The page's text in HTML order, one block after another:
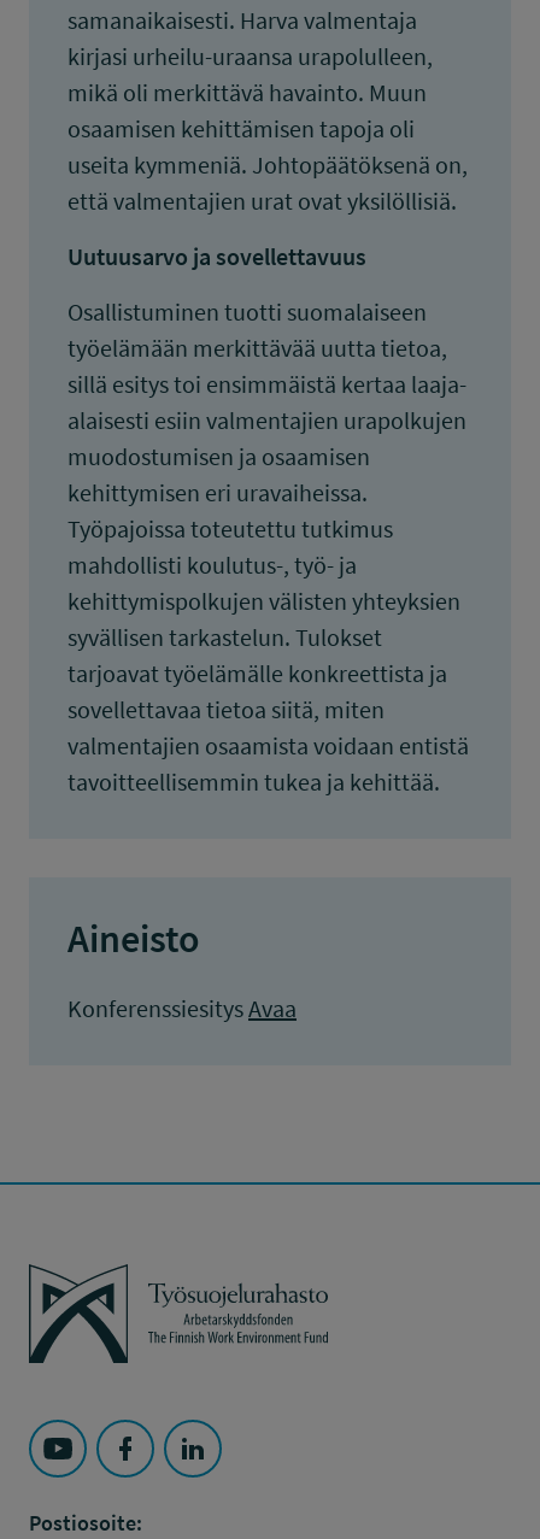
samanaikaisesti. Harva valmentaja
kirjasi urheilu-uraansa urapolulleen,
mikä oli merkittävä havainto. Muun
osaamisen kehittämisen tapoja oli
useita kymmeniä. Johtopäätöksenä on,
että valmentajien urat ovat yksilöllisiä.
Uutuusarvo ja sovellettavuus
Osallistuminen tuotti suomalaiseen
työelämään merkittävää uutta tietoa,
sillä esitys toi ensimmäistä kertaa laaja-
alaisesti esiin valmentajien urapolkujen
muodostumisen ja osaamisen
kehittymisen eri uravaiheissa.
Työpajoissa toteutettu tutkimus
mahdollisti koulutus-, työ- ja
kehittymispolkujen välisten yhteyksien
syvällisen tarkastelun. Tulokset
tarjoavat työelämälle konkreettista ja
sovellettavaa tietoa siitä, miten
valmentajien osaamista voidaan entistä
tavoitteellisemmin tukea ja kehittää.
Aineisto
KonferenssiesitysAvaa
Työsuojelurahasto
Seuraa Työsuojelurahasto kohteessa: YouTube
Seuraa Työsuojelurahasto kohteessa:
Seuraa Työsuojelurahasto kohteessa:
Postiosoite: